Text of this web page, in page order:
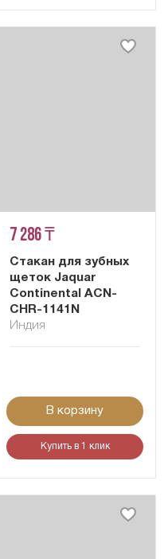
7 286 ₸
Стакан для зубных
щеток Jaquar
Continental ACN-
CHR-1141N
Индия
В корзину
Купить в 1 клик